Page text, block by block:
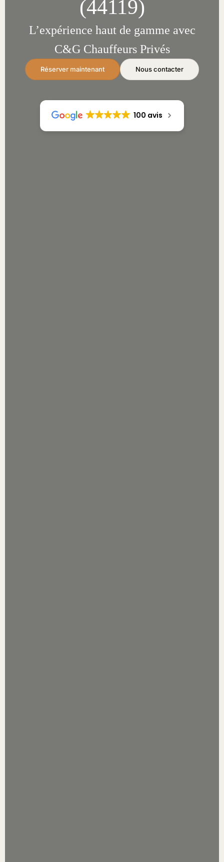
(44119)
L’expérience haut de gamme avec
C&G Chauffeurs Privés
Réserver maintenant Nous contacter
100 avis